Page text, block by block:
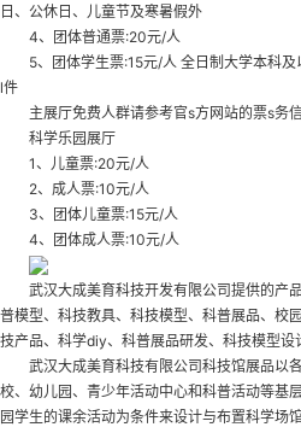
日、公休日、儿童节及寒暑假外
4、团体普通票:20元/人
5、团体学生票:15元/人 全日制大学本科
l件
主展厅免费人群请参考官s方网站的票s务
科学乐园展厅
1、儿童票:20元/人
2、成人票:10元/人
3、团体儿童票:15元/人
4、团体成人票:10元/人
武汉大成美育科技开发有限公司提供的产
普模型、科技教具、科技模型、科普展品、校
技产品、科学diy、科普展品研发、科技模型设
武汉大成美育科技有限公司科技馆展品以
校、幼儿园、青少年活动中心和科普活动等基
园学生的课余活动为条件来设计与布置科学场